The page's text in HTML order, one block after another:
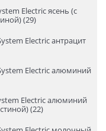
Electric ясень (с
(29)
Electric антрацит
Electric алюминий
Electric алюминий
(22)